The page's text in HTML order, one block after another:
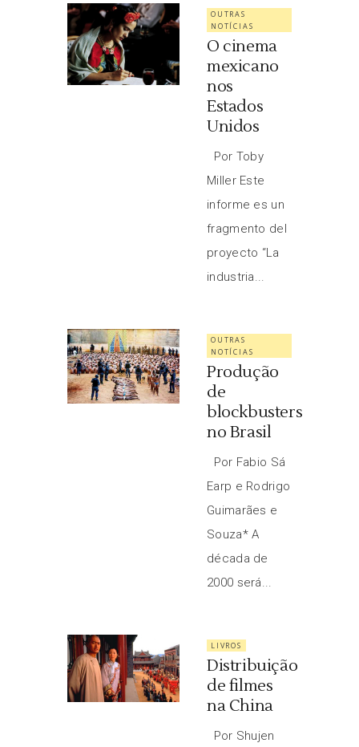
OUTRAS
NOTÍCIAS
O cinema
mexicano
nos
Estados
Unidos
Por Toby
Miller Este
informe es un
fragmento del
proyecto “La
industria...
OUTRAS
NOTÍCIAS
Produção
de
blockbusters
no Brasil
Por Fabio Sá
Earp e Rodrigo
Guimarães e
Souza* A
década de
2000 será...
LIVROS
Distribuição
de filmes
na China
Por Shujen